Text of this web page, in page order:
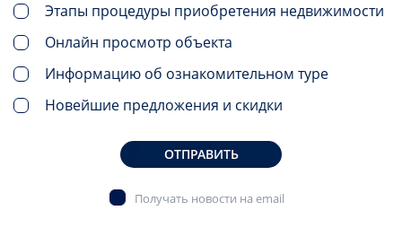
Этапы процедуры приобретения недвижимости
Онлайн просмотр объекта
Информацию об ознакомительном туре
Новейшие предложения и скидки
ОТПРАВИТЬ
Получать новости на email